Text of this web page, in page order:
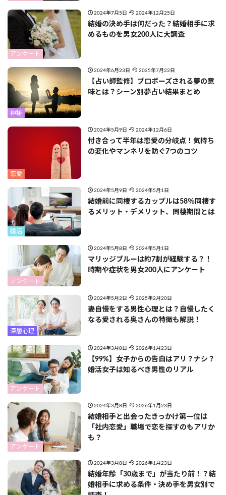
アンケート
2024年7月5日 2024年12月25日
結婚の決め手は何だった？結婚相手に求
めるものを男女200人に大調査
神秘
2024年6月23日 2025年7月22日
【占い師監修】プロポーズされる夢の意
味とは？シーン別夢占い結果まとめ
恋愛
2024年5月9日 2024年12月6日
付き合って半年は恋愛の分岐点！気持ち
の変化やマンネリを防ぐ7つのコツ
婚活
2024年5月9日 2024年5月1日
結婚前に同棲するカップルは58％同棲す
るメリット・デメリット、同棲期間とは
アンケート
2024年5月8日 2024年5月1日
マリッジブルーは約7割が経験する？！
時期や症状を男女200人にアンケート
深層心理
2024年5月2日 2025年2月20日
妻自慢をする男性心理とは？自慢したく
なる愛される奥さんの特徴も解説！
アンケート
2024年3月8日 2026年1月23日
【99%】女子からの告白はアリ？ナシ？
婚活女子は知るべき男性のリアル
アンケート
2024年3月8日 2026年1月23日
結婚相手と出会ったきっかけ第一位は
「社内恋愛」職場で恋を探すのもアリか
も？
2024年3月8日 2026年1月23日
結婚年齢「30歳まで」が当たり前！？結
婚相手に求める条件・決め手を男女別で